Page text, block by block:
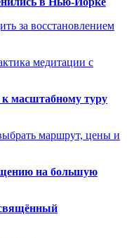
за восстановлением
медитации с
к масштабному туру
маршрут, цены и
на большую